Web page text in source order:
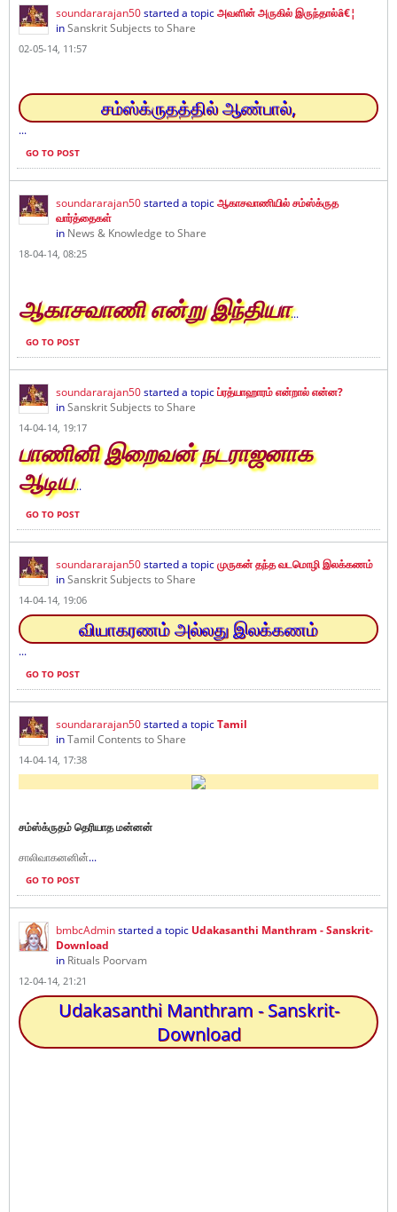
soundararajan50started a topicஅவளின் அருகில் இருந்தால்â€¦
inSanskrit Subjects to Share
02-05-14, 11:57
சம்ஸ்க்ருதத்தில் ஆண்பால்,
...
GO TO POST
soundararajan50started a topicஆகாசவாணியில் சம்ஸ்க்ருத
வார்த்தைகள்
in News & Knowledge to Share
18-04-14, 08:25
ஆகாசவாணி என்று இந்தியா...
GO TO POST
soundararajan50started a topicப்ரத்யாஹாரம் என்றால் என்ன?
inSanskrit Subjects to Share
14-04-14, 19:17
பாணினி இறைவன் நடராஜனாக
ஆடிய...
GO TO POST
soundararajan50started a topicமுருகன் தந்த வடமொழி இலக்கணம்
inSanskrit Subjects to Share
14-04-14, 19:06
வியாகரணம் அல்லது இலக்கணம்
...
GO TO POST
soundararajan50started a topicTamil
inTamil Contents to Share
14-04-14, 17:38
சம்ஸ்க்ருதம் தெரியாத மன்னன்
சாலிவாகனனின்...
GO TO POST
bmbcAdminstarted a topic Udakasanthi Manthram - Sanskrit-
Download
in Rituals Poorvam
12-04-14, 21:21
Udakasanthi Manthram - Sanskrit-
Download